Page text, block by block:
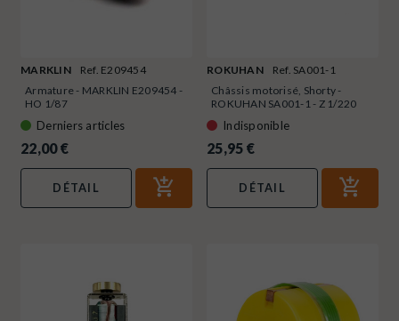
MARKLIN
Ref. E209454
Armature - MARKLIN E209454 -
HO 1/87
Derniers articles
22,00 €
DÉTAIL
ROKUHAN
Ref. SA001-1
Châssis motorisé, Shorty -
ROKUHAN SA001-1 - Z 1/220
Indisponible
25,95 €
DÉTAIL